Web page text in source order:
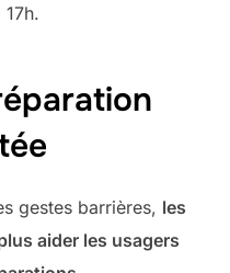
17h.
gestes barrières, les
aider les usagers